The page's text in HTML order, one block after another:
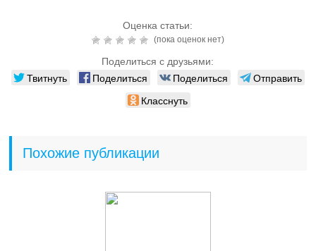
Оценка статьи:
(пока оценок нет)
Поделиться с друзьями:
Твитнуть Поделиться Поделиться
Отправить
Класснуть
Похожие публикации